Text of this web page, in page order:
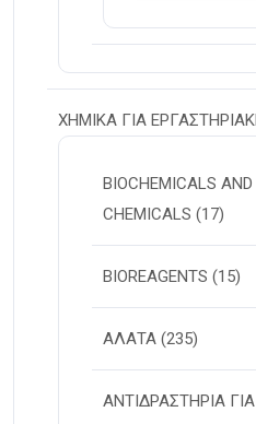
ΧΗΜΙΚΑ ΓΙΑ
BIOCHEMICALS
CHEMICALS (17)
BIOREAGENTS (15)
ΑΛΑΤΑ (235)
ΑΝΤΙΔΡΑΣΤΗΡΙΑ ΓΙΑ